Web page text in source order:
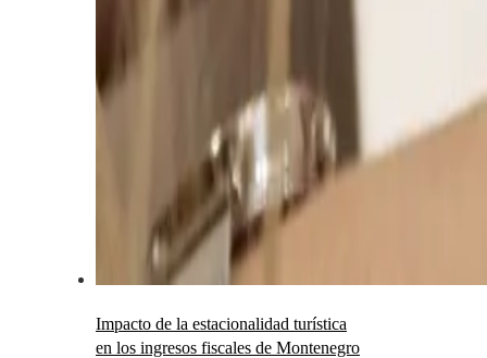
Impacto de la estacionalidad turística
en los ingresos fiscales de Montenegro